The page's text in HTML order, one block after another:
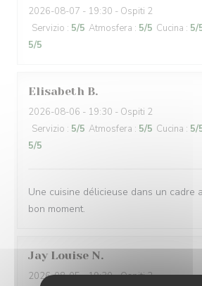
2026-08-07 - 19:30 - Ospiti 2
Servizio : 5/5 Atmosfera : 5/5 Cucina : 5/
5/5
Elisabeth B
2026-08-06 - 19:30 - Ospiti 2
Servizio : 5/5 Atmosfera : 5/5 Cucina : 5/
5/5
Une cuisine délicieuse dans un cadre
bon moment.
Jay Louise N
2026-08-05- 19:30 - Ospiti 2